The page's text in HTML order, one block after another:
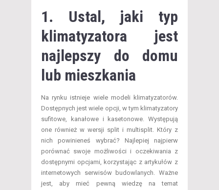
1. Ustal, jaki typ
klimatyzatora jest
najlepszy do domu
lub mieszkania
Na rynku istnieje wiele modeli klimatyzatorów.
Dostępnych jest wiele opcji, w tym klimatyzatory
sufitowe, kanałowe i kasetonowe. Występują
one również w wersji split i multisplit. Który z
nich powinieneś wybrać? Najlepiej najpierw
porównać swoje możliwości i oczekiwania z
dostępnymi opcjami, korzystając z artykułów z
internetowych serwisów budowlanych. Ważne
jest, aby mieć pewną wiedzę na temat